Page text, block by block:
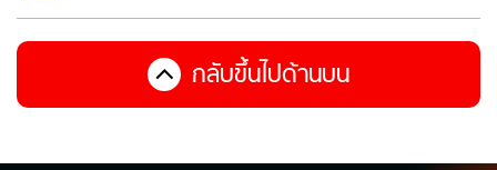
กลับขึ้นไปด้านบน